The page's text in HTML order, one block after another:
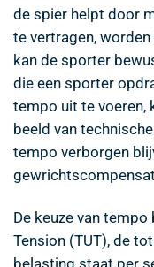
de spier helpt door
te vertragen,
kan de sporter
die een sporter
tempo uit te voeren,
beeld van
tempo verborgen
De keuze van
Tension (TUT), de